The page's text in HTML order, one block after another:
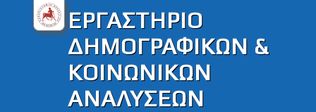
ΕΡΓΑΣΤΗΡΙΟ
ΔΗΜΟΓΡΑΦΙΚΩΝ &
ΚΟΙΝΩΝΙΚΩΝ
ΑΝΑΛΥΣΕΩΝ